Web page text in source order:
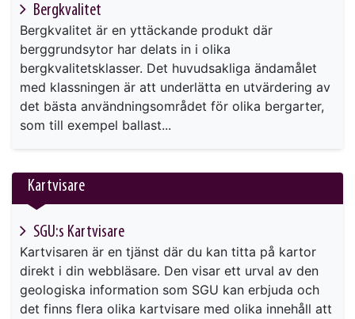
Bergkvalitet
Bergkvalitet är en yttäckande produkt där
berggrundsytor har delats in i olika
bergkvalitetsklasser. Det huvudsakliga ändamålet
med klassningen är att underlätta en utvärdering av
det bästa användningsområdet för olika bergarter,
som till exempel ballast...
Kartvisare
SGU:s Kartvisare
Kartvisaren är en tjänst där du kan titta på kartor
direkt i din webbläsare. Den visar ett urval av den
geologiska information som SGU kan erbjuda och
det finns flera olika kartvisare med olika innehåll att